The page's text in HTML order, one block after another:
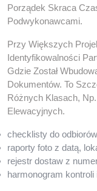
Porządek Skraca
Podwykonawcami.
Przy Większych
Identyfikowalności
Gdzie Został
Dokumentów. To
Różnych Klasach,
Elewacyjnych.
checklisty do
raporty foto z datą,
rejestr dostaw z
harmonogram